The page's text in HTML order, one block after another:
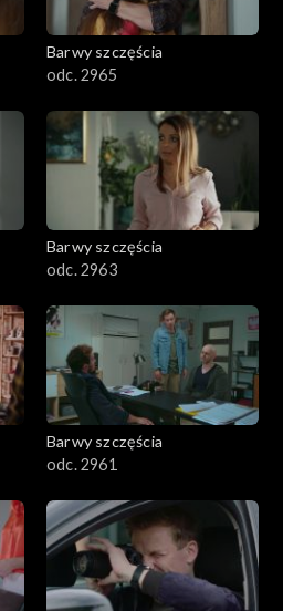
Barwy szczęścia
odc. 2965
Barwy szczęścia
odc. 2963
Barwy szczęścia
odc. 2961